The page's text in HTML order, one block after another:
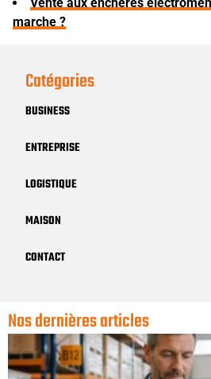
marche ?
Catégories
BUSINESS
ENTREPRISE
LOGISTIQUE
MAISON
CONTACT
Nos dernières articles